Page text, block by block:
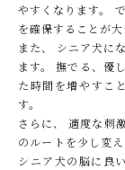
やすくなります。
を確保することが大
また、 シニア犬に
ます。 撫でる、優
た時間を増やすこ
す。
さらに、 適度な刺
のルートを少し変
シニア犬の脳に良